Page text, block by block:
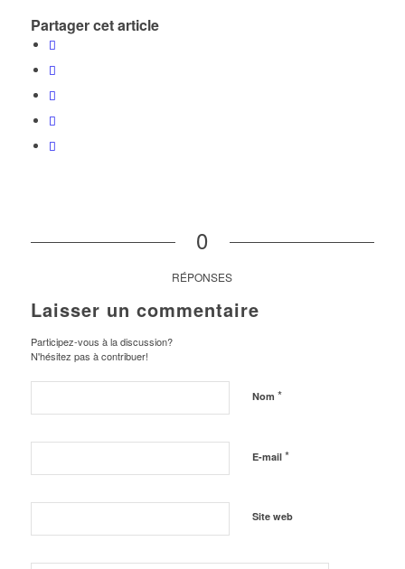
Partager cet article
0
RÉPONSES
Laisser un commentaire
Participez-vous à la discussion?
N'hésitez pas à contribuer!
Nom *
E-mail *
Site web